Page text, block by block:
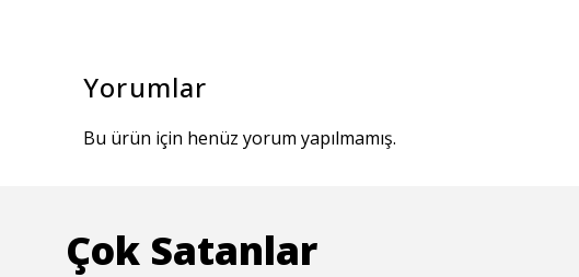
Yorumlar
Bu ürün için henüz yorum yapılmamış.
Çok Satanlar